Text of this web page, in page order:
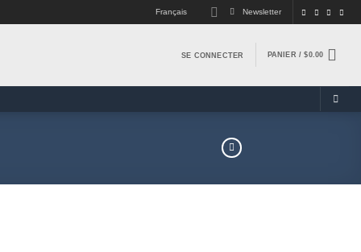
Français Newsletter
SE CONNECTER PANIER /$0.00